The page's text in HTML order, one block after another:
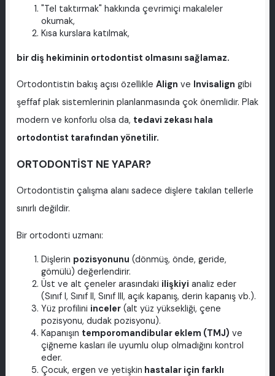
"Tel taktırmak" hakkında çevrimiçi makaleler
okumak,
Kısa kurslara katılmak,
bir diş hekiminin ortodontist olmasını sağlamaz.
Ortodontistin bakış açısı özellikle Align ve Invisalign gibi
şeffaf plak sistemlerinin planlanmasında çok önemlidir. Plak
modern ve konforlu olsa da, tedavi zekası hala
ortodontist tarafından yönetilir.
ORTODONTİST NE YAPAR?
Ortodontistin çalışma alanı sadece dişlere takılan tellerle
sınırlı değildir.
Bir ortodonti uzmanı:
Dişlerin pozisyonunu (dönmüş, önde, geride,
gömülü) değerlendirir.
Üst ve alt çeneler arasındaki ilişkiyi analiz eder
(Sınıf I, Sınıf II, Sınıf III, açık kapanış, derin kapanış vb.).
Yüz profilini inceler(alt yüz yüksekliği, çene
pozisyonu, dudak pozisyonu).
Kapanışın temporomandibular eklem (TMJ) ve
çiğneme kasları ile uyumlu olup olmadığını kontrol
eder.
Çocuk, ergen ve yetişkin hastalar için farklı